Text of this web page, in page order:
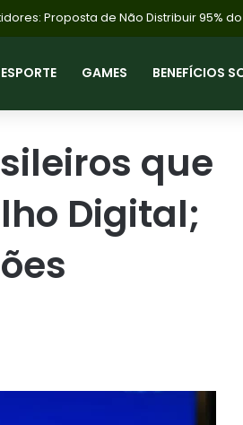
ESPORTE GAMES BENEFÍCIOS
que
Digital;